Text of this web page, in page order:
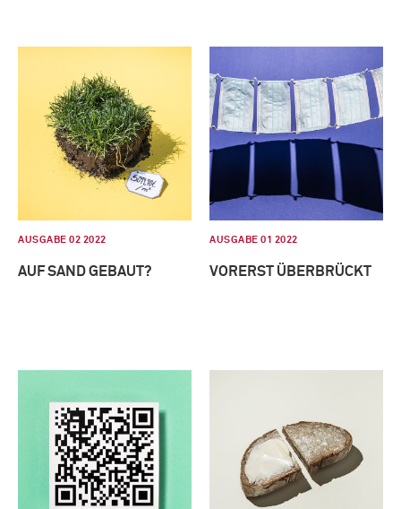
AUSGABE 02 2022
AUF SAND GEBAUT?
AUSGABE 01 2022
VORERST ÜBERBRÜCKT